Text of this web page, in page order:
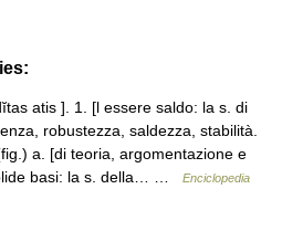
atis ]. 1. [l essere saldo: la s. di
robustezza, saldezza, stabilità.
a. [di teoria, argomentazione e
basi: la s. della… …
Enciclopedia